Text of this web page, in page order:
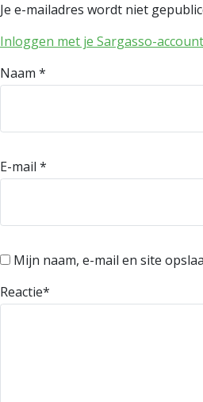
Je e-mailadres wordt niet
Inloggen met je Sargasso-account
Naam *
E-mail *
Mijn naam, e-mail en site
Reactie*